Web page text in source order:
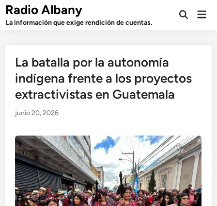
Saltar
contenido
Radio Albany
La información que exige rendición de cuentas.
Abrir
La batalla por la autonomía
indígena frente a los proyectos
extractivistas en Guatemala
junio 20, 2026